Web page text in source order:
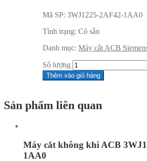
Mã SP: 3WJ1225-2AF42-1AA0
Tình trạng: Có sẵn
Danh mục: Máy cắt ACB
Sô lượng
Thêm vào giỏ hàng
Sản phẩm liên quan
Máy cắt không khi ACB
1AA0